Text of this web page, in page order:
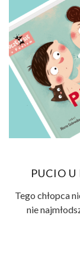
PUCIO
Tego chłopca
nie